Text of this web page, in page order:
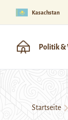
Kasachstan
Politik
Startseite